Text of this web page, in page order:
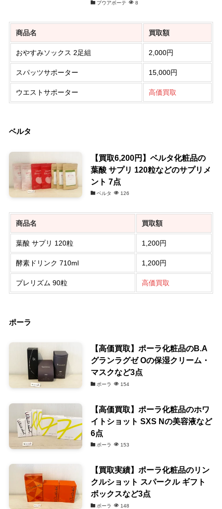
プウアボーテ 8
商品名 買取額
おやすみソックス 2足組 2,000円
スパッツサポーター 15,000円
ウエストサポーター 高価買取
ベルタ
【買取6,200円】ベルタ化粧品の
葉酸 サプリ 120粒などのサプリメ
ント 7点
ベルタ 126
商品名 買取額
葉酸 サプリ 120粒 1,200円
酵素ドリンク 710ml 1,200円
プレリズム 90粒 高価買取
ポーラ
【高価買取】ポーラ化粧品のB.A
グランラグゼ Oの保湿クリーム・
マスクなど3点
ポーラ 154
【高価買取】ポーラ化粧品のホワ
イトショット SXS Nの美容液など
6点
ポーラ 153
【買取実績】ポーラ化粧品のリン
クルショット スパークル ギフト
ボックスなど3点
ポーラ 148